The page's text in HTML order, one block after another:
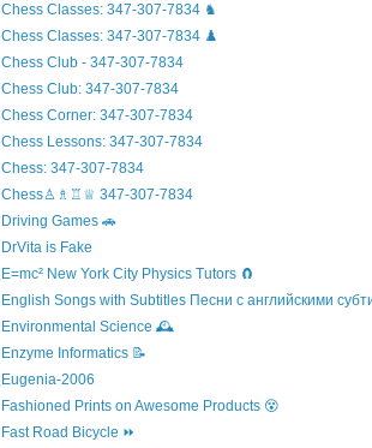
Chess Classes: 347-307-7834 ♞
Chess Classes: 347-307-7834 ♟️
Chess Club - 347-307-7834
Chess Club: 347-307-7834
Chess Corner: 347-307-7834
Chess Lessons: 347-307-7834
Chess: 347-307-7834
Chess♙♗♖♕ 347-307-7834
Driving Games 🚗
DrVita is Fake
E=mc² New York City Physics Tutors 🧲
English Songs with Subtitles Песни с английскими
Environmental Science 🕰️
Enzyme Informatics 📝
Eugenia-2006
Fashioned Prints on Awesome Products 😵
Fast Road Bicycle ⏩